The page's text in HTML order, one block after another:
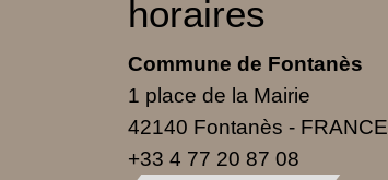
horaires
Commune de Fontanès
1 place de la Mairie
42140 Fontanès - FRANCE
+33 4 77 20 87 08